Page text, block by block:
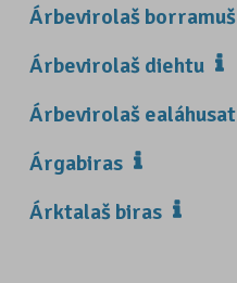
Árbevirolaš borramuš
Árbevirolaš diehtu
Árbevirolaš ealáhusat
Árgabiras
Árktalaš biras